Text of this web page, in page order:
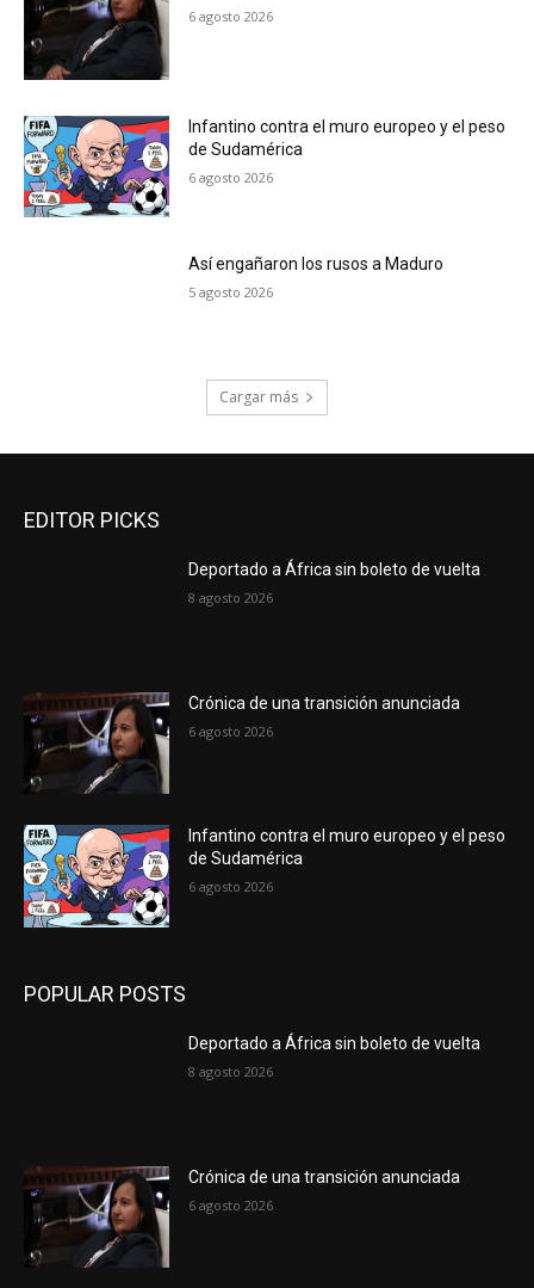
6 agosto 2026
Infantino contra el muro europeo y el peso
de Sudamérica
6 agosto 2026
Así engañaron los rusos a Maduro
5 agosto 2026
Cargar más
EDITOR PICKS
Deportado a África sin boleto de vuelta
8 agosto 2026
Crónica de una transición anunciada
6 agosto 2026
Infantino contra el muro europeo y el peso
de Sudamérica
6 agosto 2026
POPULAR POSTS
Deportado a África sin boleto de vuelta
8 agosto 2026
Crónica de una transición anunciada
6 agosto 2026